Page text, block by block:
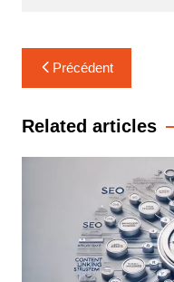
Navigation
de
l’article
Précédent
Related articles